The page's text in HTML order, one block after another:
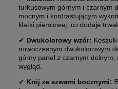
turkusowym górnym i czarnym
mocnym i kontrastującym
klatki piersiowej, co dodaje
✔ Dwukolorowy wzór:
nowoczesnym dwukolorowym
górny panel z czarnym dolnym,
wygląd.
✔ Krój ze szwami bocznymi: